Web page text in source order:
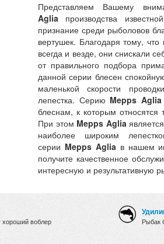
Представляем Вашему
Aglia производства
признание среди рыболовов
вертушек. Благодаря тому,
всегда и везде, они снискали
от правильного подбора
данной серии блесен
маленькой скорости
лепестка. Серию Mepps
блеснам, к которым относятся
При этом Mepps Aglia
наиболее широким
серии Mepps Agliaв нашем
получите качественное
интересную и результативную
воблер Рыбак